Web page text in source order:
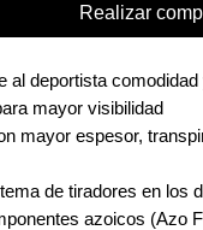
Realizar
al deportista
mayor visibilidad
mayor espesor,
de tiradores en los
azoicos (Azo